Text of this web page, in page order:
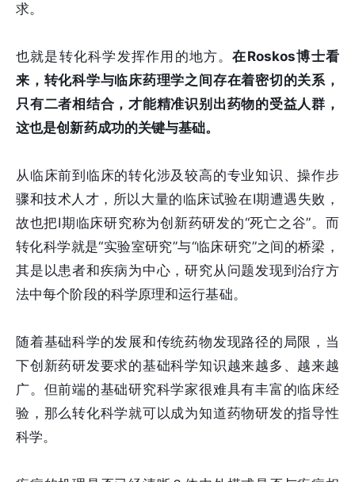
求。
也就是转化科学发挥作用的地方。在Roskos博士看
来，转化科学与临床药理学之间存在着密切的关系，
只有二者相结合，才能精准识别出药物的受益人群，
这也是创新药成功的关键与基础。
从临床前到临床的转化涉及较高的专业知识、操作步
骤和技术人才，所以大量的临床试验在I期遭遇失败，
故也把I期临床研究称为创新药研发的“死亡之谷”。而
转化科学就是“实验室研究”与“临床研究”之间的桥梁，
其是以患者和疾病为中心，研究从问题发现到治疗方
法中每个阶段的科学原理和运行基础。
随着基础科学的发展和传统药物发现路径的局限，当
下创新药研发要求的基础科学知识越来越多、越来越
广。但前端的基础研究科学家很难具有丰富的临床经
验，那么转化科学就可以成为知道药物研发的指导性
科学。